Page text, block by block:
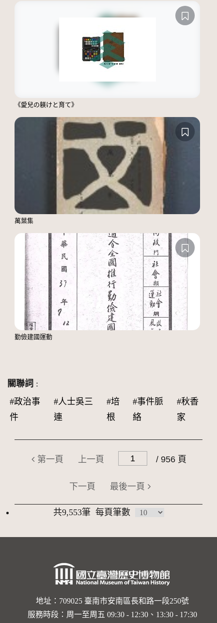
《愛兒の躾けと育て》
萬葉集
勤儉建國運動
關聯詞 :
#政治事
件
#人士吳三
連
#培
根
#事件脈
絡
#秋香
家
第一頁 上一頁 / 956 頁
下一頁 最後一頁
共9,553筆 每頁筆數
地址：709025 臺南市安南區長和路一段250號
服務時段：周一至周五 09:30 - 12:30、13:30 - 17:30